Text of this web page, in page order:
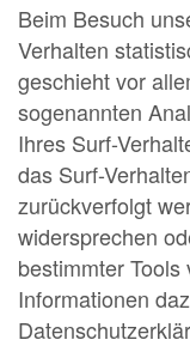
Beim Besuch
Verhalten
geschieht vor
sogenannten
Ihres Surf-
das Surf-
zurückverfolgt
widersprechen
bestimmter
Informationen